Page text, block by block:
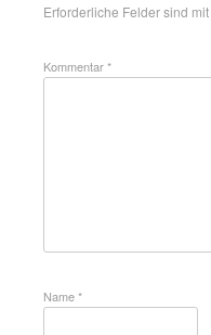
Erforderliche Felder sind mit
Kommentar*
Name*